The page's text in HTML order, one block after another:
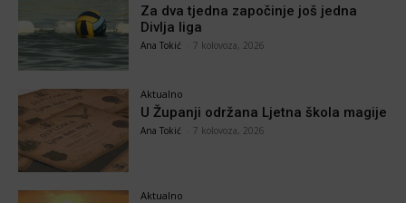
Za dva tjedna započinje još jedna
Divlja liga
Ana Tokić 7 kolovoza, 2026
Aktualno
U Županji održana Ljetna škola magije
Ana Tokić 7 kolovoza, 2026
Aktualno